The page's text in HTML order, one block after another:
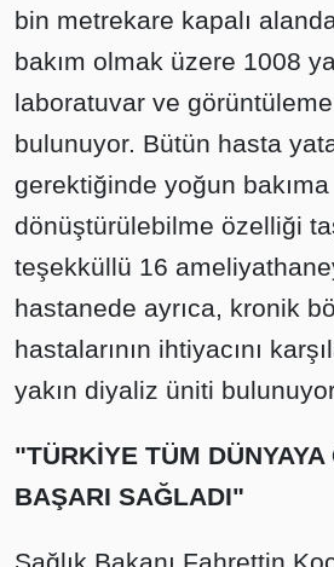
bin metrekare kapalı
bakım olmak üzere 1008
laboratuvar ve görüntüleme
bulunuyor. Bütün hasta
gerektiğinde yoğun bakıma
dönüştürülebilme özelliği
teşekküllü 16
hastanede ayrıca, kronik
hastalarının ihtiyacını
yakın diyaliz üniti
"TÜRKİYE TÜM DÜNYAYA
BAŞARI SAĞLADI"